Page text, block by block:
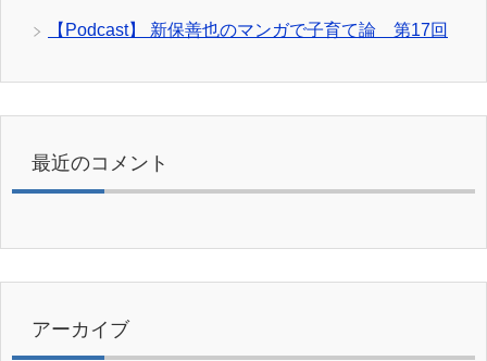
【Podcast】 新保善也のマンガで子育て論 第17回
最近のコメント
アーカイブ